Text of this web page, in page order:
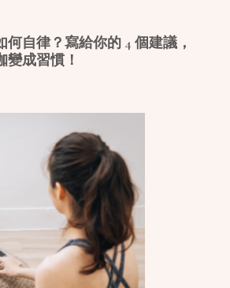
何自律？寫給你的 4 個建議，
變成習慣！